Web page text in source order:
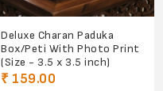
Deluxe Charan Paduka
Box/Peti With Photo Print
(Size - 3.5 x 3.5 inch)
₹ 159.00